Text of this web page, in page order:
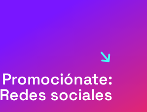
Promociónate:
Redes sociales